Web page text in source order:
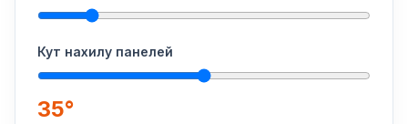
Кут нахилу панелей
35°